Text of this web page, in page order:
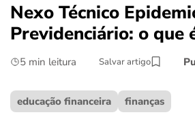
crédito fácil
últimas notícias
ferramentas
Nexo Técnico
Previdenciário: o que
5 min leitura Salvar artigo
educação financeira finanças